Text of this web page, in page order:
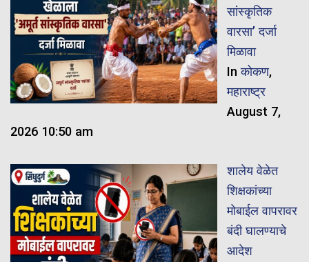
सांस्कृतिक
वारसा’ दर्जा
मिळावा
Inकोकण,
महाराष्ट्र
August 7,
2026 10:50 am
शालेय वेळेत
शिक्षकांच्या
मोबाईल वापरावर
बंदी घालण्याचे
आदेश